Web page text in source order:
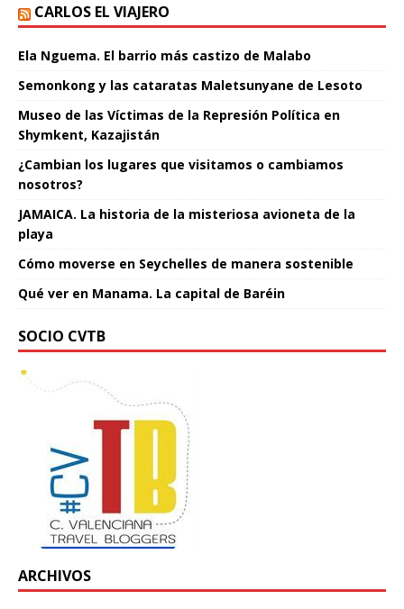
CARLOS EL VIAJERO
Ela Nguema. El barrio más castizo de Malabo
Semonkong y las cataratas Maletsunyane de Lesoto
Museo de las Víctimas de la Represión Política en
Shymkent, Kazajistán
¿Cambian los lugares que visitamos o cambiamos
nosotros?
JAMAICA. La historia de la misteriosa avioneta de la
playa
Cómo moverse en Seychelles de manera sostenible
Qué ver en Manama. La capital de Baréin
SOCIO CVTB
ARCHIVOS